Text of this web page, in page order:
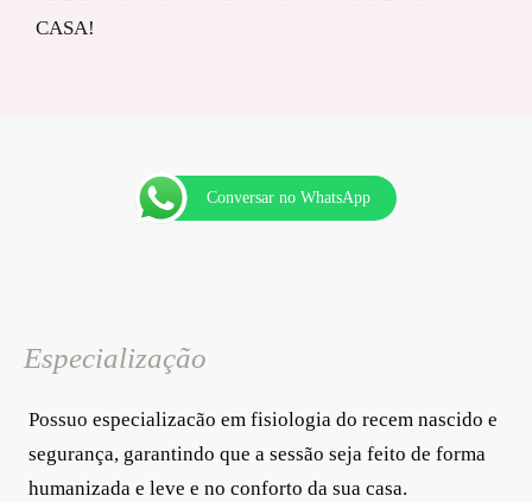
CASA!
Conversar no WhatsApp
Especialização
Possuo especializacão em fisiologia do recem nascido e
segurança, garantindo que a sessão seja feito de forma
humanizada e leve e no conforto da sua casa.